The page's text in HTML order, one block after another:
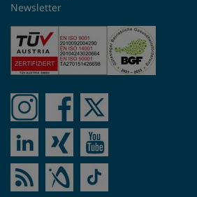
Suisse
Suède
Taïwan
Turquie
Ukraine
Newsletter